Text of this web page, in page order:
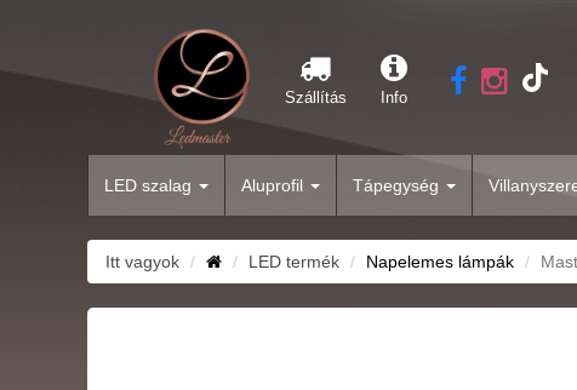
Szállítás Info
LED szalag Aluprofil Tápegység
Itt vagyok LED termék Napelemes lámpák